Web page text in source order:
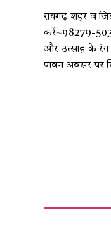
रायगढ़ शहर व
करें~98279-
और उत्साह के रंग
पावन अवसर पर